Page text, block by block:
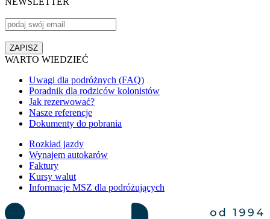
WARTO WIEDZIEĆ
Uwagi dla podróżnych (FAQ)
Poradnik dla rodziców kolonistów
Jak rezerwować?
Nasze referencje
Dokumenty do pobrania
Rozkład jazdy
Wynajem autokarów
Faktury
Kursy walut
Informacje MSZ dla podróżujących